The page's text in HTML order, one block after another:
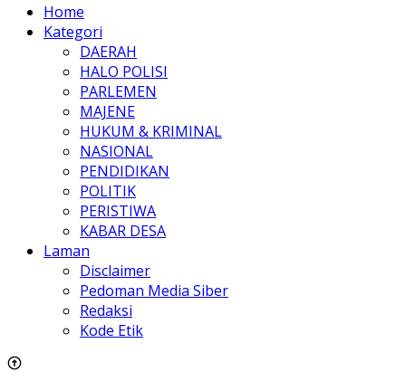
Home
Kategori
DAERAH
HALO POLISI
PARLEMEN
MAJENE
HUKUM & KRIMINAL
NASIONAL
PENDIDIKAN
POLITIK
PERISTIWA
KABAR DESA
Laman
Disclaimer
Pedoman Media Siber
Redaksi
Kode Etik